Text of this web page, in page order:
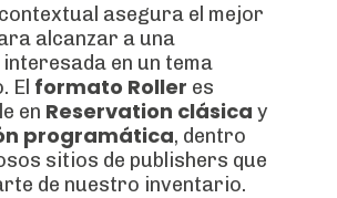
asegura el mejor
alcanzar a una
en un tema
El formato Roller es
en Reservation clásica y
programática, dentro
sitios de publishers que
de nuestro inventario.